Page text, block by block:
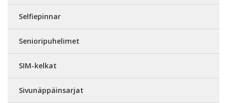
Selfiepinnar
Senioripuhelimet
SIM-kelkat
Sivunäppäinsarjat